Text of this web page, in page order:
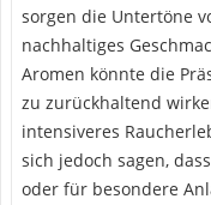
sorgen die Untertöne
nachhaltiges
Aromen könnte die
zu zurückhaltend
intensiveres
sich jedoch sagen,
oder für besondere